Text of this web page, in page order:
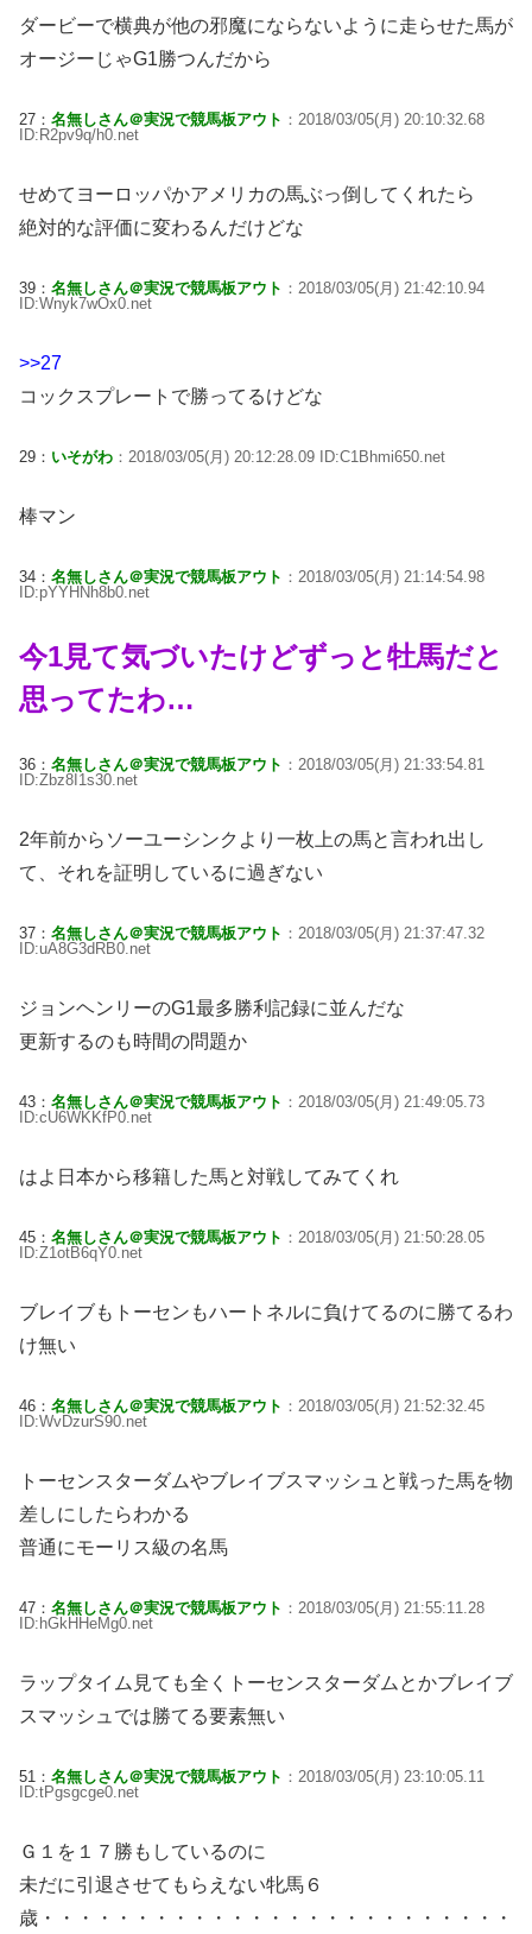
ダービーで横典が他の邪魔にならないように走らせた馬が
オージーじゃG1勝つんだから
27： 名無しさん＠実況で競馬板アウト ：2018/03/05(月) 20:10:32.68
ID:R2pv9q/h0.net
せめてヨーロッパかアメリカの馬ぶっ倒してくれたら
絶対的な評価に変わるんだけどな
39： 名無しさん＠実況で競馬板アウト ：2018/03/05(月) 21:42:10.94
ID:Wnyk7wOx0.net
>>27
コックスプレートで勝ってるけどな
29： いそがわ ：2018/03/05(月) 20:12:28.09 ID:C1Bhmi650.net
棒マン
34： 名無しさん＠実況で競馬板アウト ：2018/03/05(月) 21:14:54.98
ID:pYYHNh8b0.net
今1見て気づいたけどずっと牡馬だと
思ってたわ…
36： 名無しさん＠実況で競馬板アウト ：2018/03/05(月) 21:33:54.81
ID:Zbz8I1s30.net
2年前からソーユーシンクより一枚上の馬と言われ出し
て、それを証明しているに過ぎない
37： 名無しさん＠実況で競馬板アウト ：2018/03/05(月) 21:37:47.32
ID:uA8G3dRB0.net
ジョンヘンリーのG1最多勝利記録に並んだな
更新するのも時間の問題か
43： 名無しさん＠実況で競馬板アウト ：2018/03/05(月) 21:49:05.73
ID:cU6WKKfP0.net
はよ日本から移籍した馬と対戦してみてくれ
45： 名無しさん＠実況で競馬板アウト ：2018/03/05(月) 21:50:28.05
ID:Z1otB6qY0.net
ブレイブもトーセンもハートネルに負けてるのに勝てるわ
け無い
46： 名無しさん＠実況で競馬板アウト ：2018/03/05(月) 21:52:32.45
ID:WvDzurS90.net
トーセンスターダムやブレイブスマッシュと戦った馬を物
差しにしたらわかる
普通にモーリス級の名馬
47： 名無しさん＠実況で競馬板アウト ：2018/03/05(月) 21:55:11.28
ID:hGkHHeMg0.net
ラップタイム見ても全くトーセンスターダムとかブレイブ
スマッシュでは勝てる要素無い
51： 名無しさん＠実況で競馬板アウト ：2018/03/05(月) 23:10:05.11
ID:tPgsgcge0.net
Ｇ１を１７勝もしているのに
未だに引退させてもらえない牝馬６
歳・・・・・・・・・・・・・・・・・・・・・・・・・